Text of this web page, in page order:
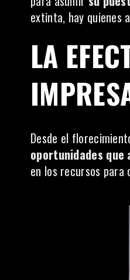
extinta, hay quienes
LA
Desde el
oportunidades
en los recursos para